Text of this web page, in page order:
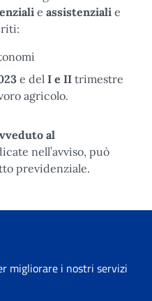
e assistenziali e
e del I e II trimestre
agricolo.
al
nell’avviso, può
previdenziale.
migliorare i nostri servizi